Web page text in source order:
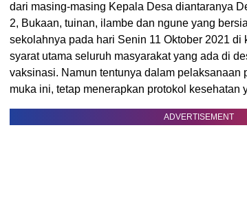
dari masing-masing Kepala Desa diantaranya
2, Bukaan, tuinan, ilambe dan ngune yang
sekolahnya pada hari Senin 11 Oktober 2021 di
syarat utama seluruh masyarakat yang ada di
vaksinasi. Namun tentunya dalam pelaksanaan
muka ini, tetap menerapkan protokol kesehatan
ADVERTISEMENT